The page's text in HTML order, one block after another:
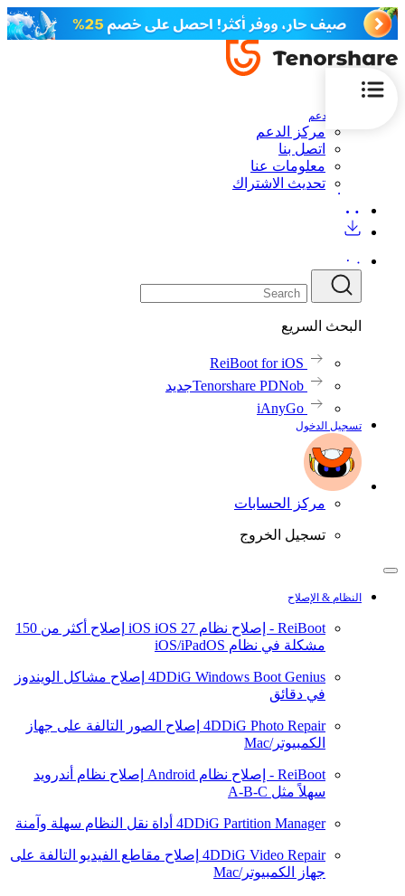
الدعم
مركز الدعم
اتصل بنا
معلومات عنا
تحديث الاشتراك
البحث السريع
ReiBoot for iOS
Tenorshare PDNobجديد
iAnyGo
تسجيل الدخول
مركز الحسابات
تسجيل الخروج
النظام & الإصلاح
ReiBoot - إصلاح نظام iOS iOS 27
إصلاح أكثر من 150
مشكلة في نظام iOS/iPadOS
4DDiG Windows Boot Genius إصلاح مشاكل الويندوز
في دقائق
4DDiG Photo Repair إصلاح الصور التالفة على جهاز
الكمبيوتر/Mac
ReiBoot - إصلاح نظام Android
إصلاح نظام أندرويد
سهلاً مثل A-B-C
4DDiG Partition Manager أداة نقل النظام سهلة وآمنة
4DDiG Video Repair إصلاح مقاطع الفيديو التالفة على
جهاز الكمبيوتر/Mac